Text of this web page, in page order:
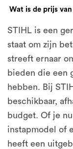
Wat is de prijs
STIHL is een
staat om zijn
streeft ernaar
bieden die een
hebben. Bij
beschikbaar,
budget. Of je
instapmodel of
heeft een